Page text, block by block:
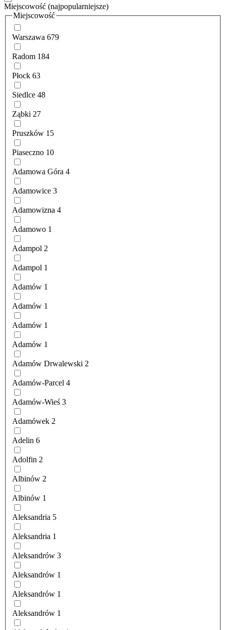
Miejscowość (najpopularniejsze)
Miejscowość
Warszawa 679
Radom 184
Płock 63
Siedlce 48
Ząbki 27
Pruszków 15
Piaseczno 10
Adamowa Góra 4
Adamowice 3
Adamowizna 4
Adamowo 1
Adampol 2
Adampol 1
Adamów 1
Adamów 1
Adamów 1
Adamów 1
Adamów Drwalewski 2
Adamów-Parcel 4
Adamów-Wieś 3
Adamówek 2
Adelin 6
Adolfin 2
Albinów 2
Albinów 1
Aleksandria 5
Aleksandria 1
Aleksandrów 3
Aleksandrów 1
Aleksandrów 1
Aleksandrów 1